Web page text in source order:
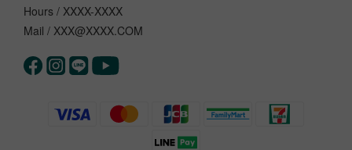
Hours / XXXX-XXXX
Mail / XXX@XXXX.COM